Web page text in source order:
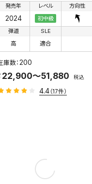
発売年
2024
レベル
初中級
方向性
弾道
高
SLE
適合
200
22,900～51,880 税込
4.4（17件）